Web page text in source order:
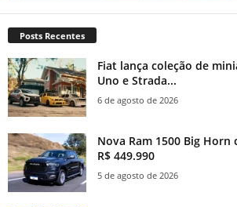
Posts Recentes
Fiat lança coleção de
Uno e Strada...
6 de agosto de 2026
Nova Ram 1500 Big Horn
R$ 449.990
5 de agosto de 2026